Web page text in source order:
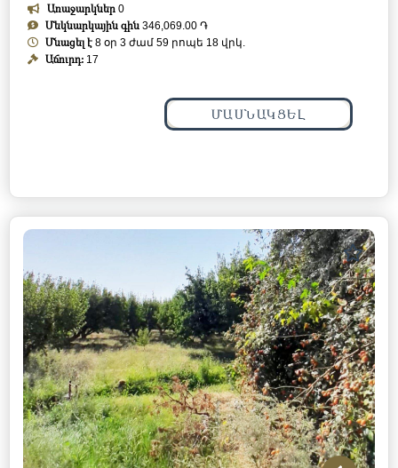
Առաջարկներ 0
Մեկնարկային գին 346,069.00 ֏
Մնացել է 8 օր 3 ժամ 59 րոպե 15 վրկ.
Աճուրդ: 17
ՄԱՍՆԱԿՑԵԼ